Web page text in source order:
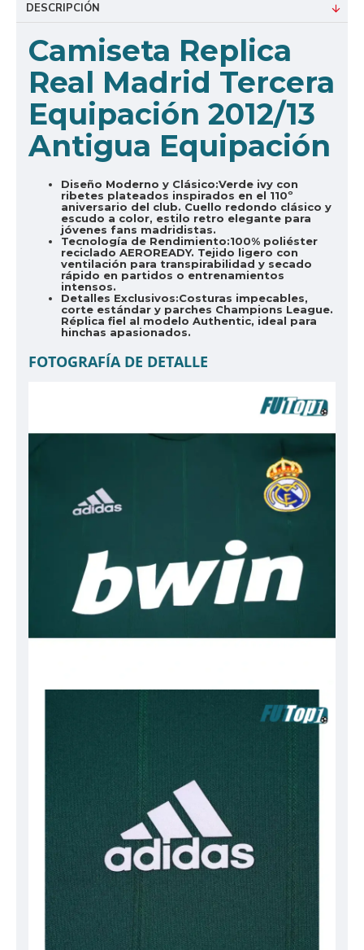
DESCRIPCIÓN
Camiseta Replica
Real Madrid Tercera
Equipación 2012/13
Antigua Equipación
Diseño Moderno y Clásico:Verde ivy con
ribetes plateados inspirados en el 110º
aniversario del club. Cuello redondo clásico y
escudo a color, estilo retro elegante para
jóvenes fans madridistas.
Tecnología de Rendimiento:100% poliéster
reciclado AEROREADY. Tejido ligero con
ventilación para transpirabilidad y secado
rápido en partidos o entrenamientos
intensos.
Detalles Exclusivos:Costuras impecables,
corte estándar y parches Champions League.
Réplica fiel al modelo Authentic, ideal para
hinchas apasionados.
FOTOGRAFÍA DE DETALLE